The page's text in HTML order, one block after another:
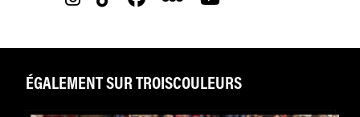
ÉGALEMENT SUR TROISCOULEURS